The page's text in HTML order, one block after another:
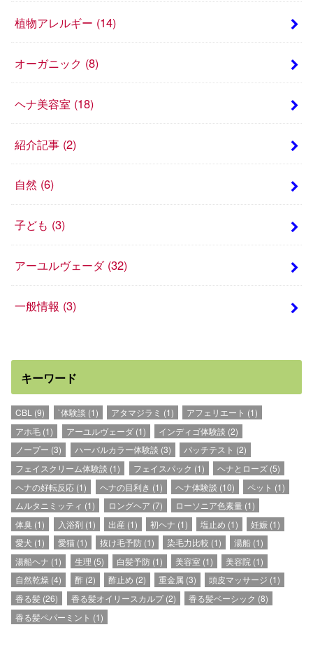
植物アレルギー (14)
オーガニック (8)
ヘナ美容室 (18)
紹介記事 (2)
自然 (6)
子ども (3)
アーユルヴェーダ (32)
一般情報 (3)
キーワード
CBL (9) `体験談 (1) アタマジラミ (1) アフェリエート (1)
アホ毛 (1) アーユルヴェーダ(1) インディゴ体験談 (2)
ノープー (3) ハーバルカラー体験談 (3) パッチテスト (2)
フェイスクリーム体験談 (1) フェイスパック (1) ヘナとローズ(5)
ヘナの好転反応 (1) ヘナの目利き (1) ヘナ体験談 (10) ペット (1)
ムルタニミッティ (1) ロングヘア (7) ローソニア色素量(1)
体臭 (1) 入浴剤(1) 出産(1) 初ヘナ (1) 塩止め (1) 妊娠 (1)
愛犬 (1) 愛猫(1) 抜け毛予防(1) 染毛力比較 (1) 湯船 (1)
湯船ヘナ (1) 生理 (5) 白髪予防(1) 美容室 (1) 美容院 (1)
自然乾燥 (4) 酢(2) 酢止め (2) 重金属 (3) 頭皮マッサージ (1)
香る髪 (26) 香る髪オイリースカルプ(2) 香る髪ベーシック (8)
香る髪ペパーミント (1)